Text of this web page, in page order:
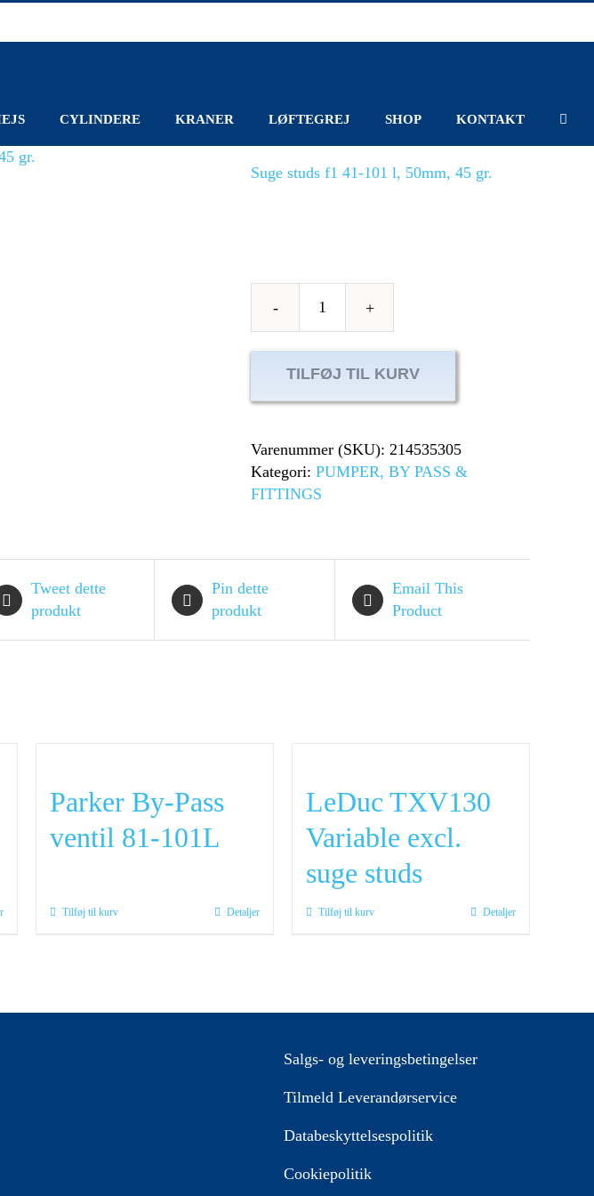
CYLINDERE KRANER LØFTEGREJ SHOP KONTAKT
Suge studs f1 41-101 l, 50mm, 45 gr.
Suge
41-
101
50mm,
45
TILFØJ TIL KURV
Varenummer (SKU): 214535305
Kategori: PUMPER, BY PASS &
FITTINGS
Tweet dette
produkt
Pin dette
produkt
Email This
Product
Parker By-Pass
ventil 81-101L
Tilføj til kurv Detaljer
LeDuc TXV130
Variable excl.
suge studs
Tilføj til kurv Detaljer
Salgs- og leveringsbetingelser
Tilmeld Leverandørservice
Databeskyttelsespolitik
Cookiepolitik